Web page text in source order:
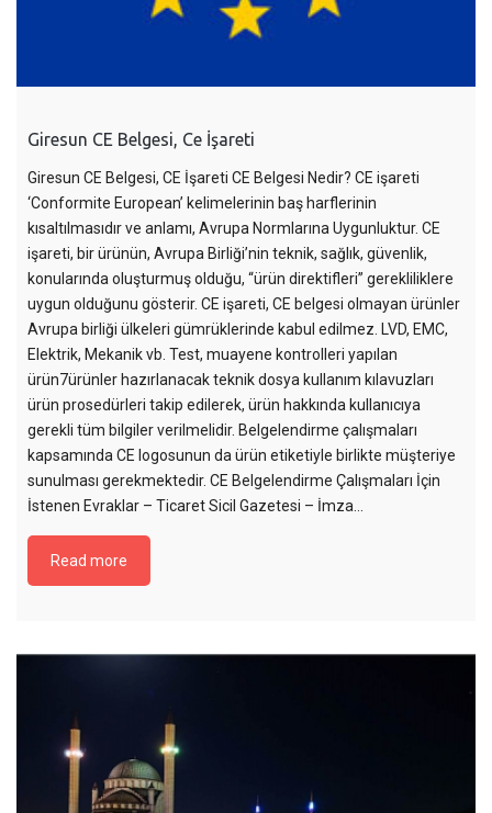
Giresun CE Belgesi, Ce İşareti
Giresun CE Belgesi, CE İşareti CE Belgesi Nedir? CE işareti
‘Conformite European’ kelimelerinin baş harflerinin
kısaltılmasıdır ve anlamı, Avrupa Normlarına Uygunluktur. CE
işareti, bir ürünün, Avrupa Birliği’nin teknik, sağlık, güvenlik,
konularında oluşturmuş olduğu, “ürün direktifleri” gerekliliklere
uygun olduğunu gösterir. CE işareti, CE belgesi olmayan ürünler
Avrupa birliği ülkeleri gümrüklerinde kabul edilmez. LVD, EMC,
Elektrik, Mekanik vb. Test, muayene kontrolleri yapılan
ürün7ürünler hazırlanacak teknik dosya kullanım kılavuzları
ürün prosedürleri takip edilerek, ürün hakkında kullanıcıya
gerekli tüm bilgiler verilmelidir. Belgelendirme çalışmaları
kapsamında CE logosunun da ürün etiketiyle birlikte müşteriye
sunulması gerekmektedir. CE Belgelendirme Çalışmaları İçin
İstenen Evraklar – Ticaret Sicil Gazetesi – İmza...
Read more